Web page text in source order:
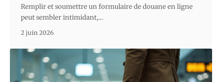
Remplir et soumettre un formulaire de douane en ligne
peut sembler intimidant,…
2 juin 2026